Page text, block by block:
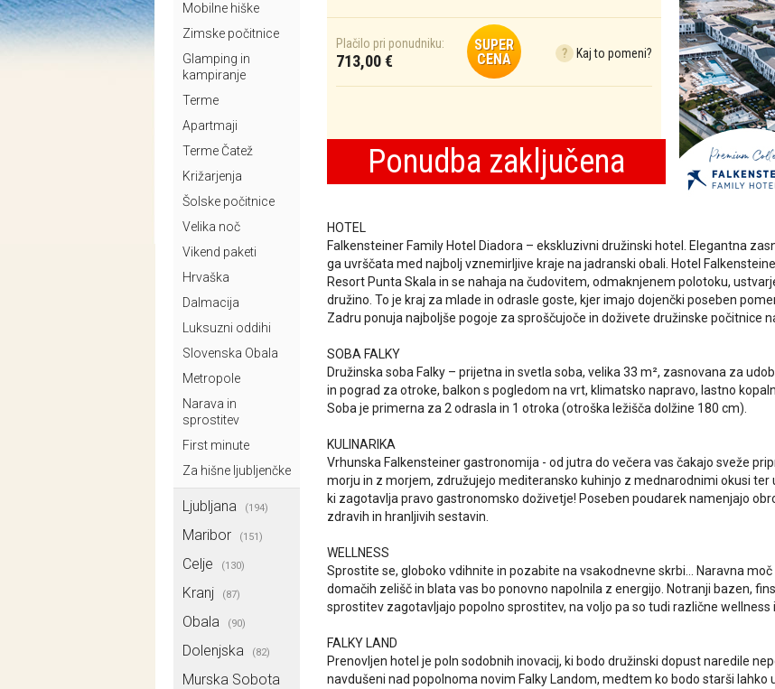
Mobilne hiške
Zimske počitnice
Glamping in
kampiranje
Terme
Apartmaji
Terme Čatež
Križarjenja
Šolske počitnice
Velika noč
Vikend paketi
Hrvaška
Dalmacija
Luksuzni oddihi
Slovenska Obala
Metropole
Narava in
sprostitev
First minute
Za hišne ljubljenčke
Ljubljana (194)
Maribor (151)
Celje (130)
Kranj (87)
Obala (90)
Dolenjska (82)
Murska Sobota
? Kaj to pomeni?
Plačilo pri ponudniku:
713,00 €
SUPER
CENA
Ponudba zaključena
HOTEL
Falkensteiner Family Hotel Diadora – ekskluzivni družinski hotel. Elegantna
ga uvrščata med najbolj vznemirljive kraje na jadranski obali. Hotel
Resort Punta Skala in se nahaja na čudovitem, odmaknjenem polotoku,
družino. To je kraj za mlade in odrasle goste, kjer imajo dojenčki poseben
Zadru ponuja najboljše pogoje za sproščujoče in doživete družinske počitnice
SOBA FALKY
Družinska soba Falky – prijetna in svetla soba, velika 33 m², zasnovana za
in pograd za otroke, balkon s pogledom na vrt, klimatsko napravo, lastno
Soba je primerna za 2 odrasla in 1 otroka (otroška ležišča dolžine 180 cm).
KULINARIKA
Vrhunska Falkensteiner gastronomija - od jutra do večera vas čakajo sveže
morju in z morjem, združujejo mediteransko kuhinjo z mednarodnimi okusi
ki zagotavlja pravo gastronomsko doživetje! Poseben poudarek namenjajo
zdravih in hranljivih sestavin.
WELLNESS
Sprostite se, globoko vdihnite in pozabite na vsakodnevne skrbi… Naravna
domačih zelišč in blata vas bo ponovno napolnila z energijo. Notranji bazen,
sprostitev zagotavljajo popolno sprostitev, na voljo pa so tudi različne wellness
FALKY LAND
Prenovljen hotel je poln sodobnih inovacij, ki bodo družinski dopust naredile
navdušeni nad popolnoma novim Falky Landom, medtem ko bodo starši